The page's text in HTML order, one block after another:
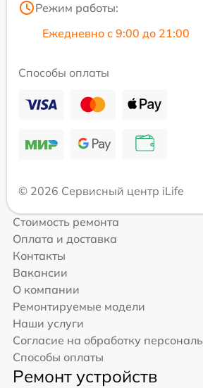
Режим работы:
Ежедневно с 9:00 до 21:00
Способы оплаты
© 2026 Сервисный центр iLife
Стоимость ремонта
Оплата и доставка
Контакты
Вакансии
О компании
Ремонтируемые модели
Наши услуги
Согласие на обработку
Способы оплаты
Ремонт устройств